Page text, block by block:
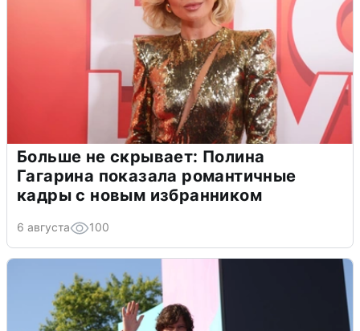
Больше не скрывает: Полина
Гагарина показала романтичные
кадры с новым избранником
6 августа 100